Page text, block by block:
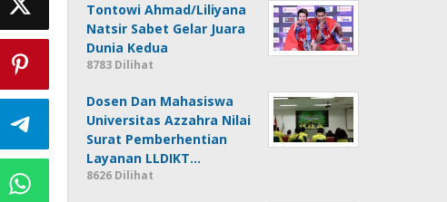
Tontowi Ahmad/Liliyana
Natsir Sabet Gelar Juara
Dunia Kedua
8783 Dilihat
Dosen Dan Mahasiswa
Universitas Azzahra Nilai
Surat Pemberhentian
Layanan LLDIKT…
8626 Dilihat